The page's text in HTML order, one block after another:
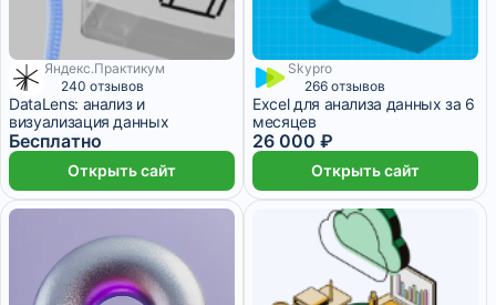
1 ₽/мес
Яндекс.Практикум
240 отзывов
DataLens: анализ и
визуализация данных
Бесплатно
Открыть сайт
6 месяцев
Skypro
266 отзывов
Excel для анализа данных за 6
месяцев
26 000 ₽
Открыть сайт